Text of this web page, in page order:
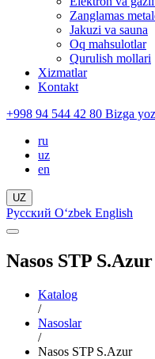
Zanglamas
Jakuzi va sauna
Oq mahsulotlar
Qurulish mollari
Xizmatlar
Kontakt
+998 94 544 42 80 Bizga
ru
uz
en
UZ
Русский Oʻzbek English
Nasos STP S.Azur
Katalog
/
Nasoslar
/
Nasos STP S.Azur